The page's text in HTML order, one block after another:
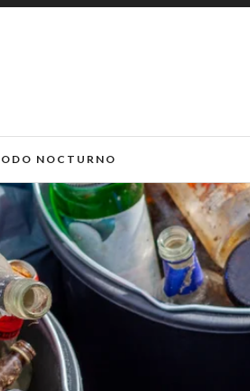
NOCTURNO